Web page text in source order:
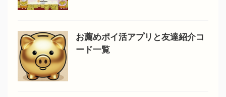
お薦めポイ活アプリと友達紹介コ
ード一覧